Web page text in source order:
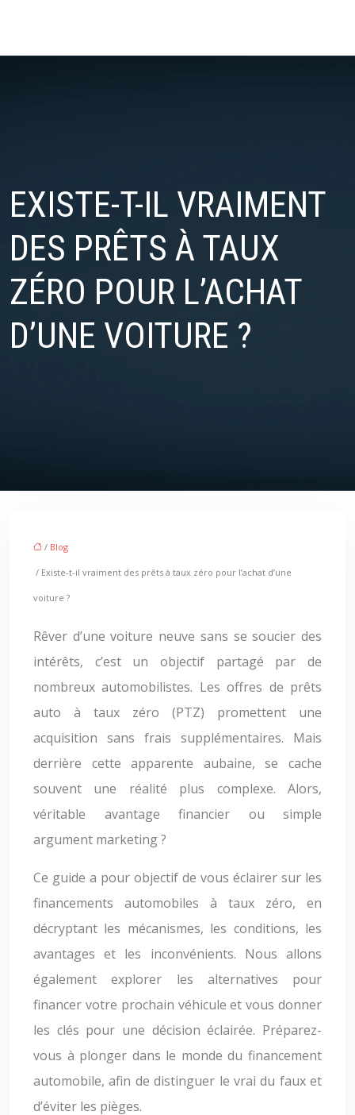
EXISTE-T-IL VRAIMENT
DES PRÊTS À TAUX
ZÉRO POUR L’ACHAT
D’UNE VOITURE ?
/ Blog
/ Existe-t-il vraiment des prêts à taux zéro pour l’achat d’une
voiture ?
Rêver d’une voiture neuve sans se soucier des
intérêts, c’est un objectif partagé par de
nombreux automobilistes. Les offres de prêts
auto à taux zéro (PTZ) promettent une
acquisition sans frais supplémentaires. Mais
derrière cette apparente aubaine, se cache
souvent une réalité plus complexe. Alors,
véritable avantage financier ou simple
argument marketing ?
Ce guide a pour objectif de vous éclairer sur les
financements automobiles à taux zéro, en
décryptant les mécanismes, les conditions, les
avantages et les inconvénients. Nous allons
également explorer les alternatives pour
financer votre prochain véhicule et vous donner
les clés pour une décision éclairée. Préparez-
vous à plonger dans le monde du financement
automobile, afin de distinguer le vrai du faux et
d’éviter les pièges.